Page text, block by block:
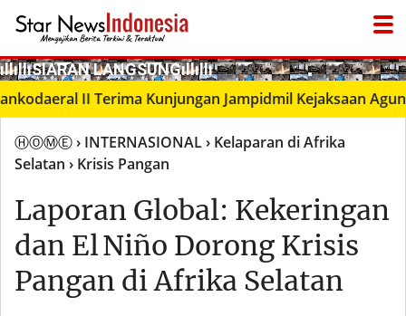
­ıllıllıS͙I͙A͙R͙A͙N͙ L͙A͙N͙G͙S͙U͙N͙G͙ıllıllı
II Terima Kunjungan Jampidmil Kejaksaan Agung
ⒽⓄⓂⒺ› INTERNASIONAL› Kelaparan di Afrika
Selatan › Krisis Pangan
Laporan Global: Kekeringan
dan El Niño Dorong Krisis
Pangan di Afrika Selatan